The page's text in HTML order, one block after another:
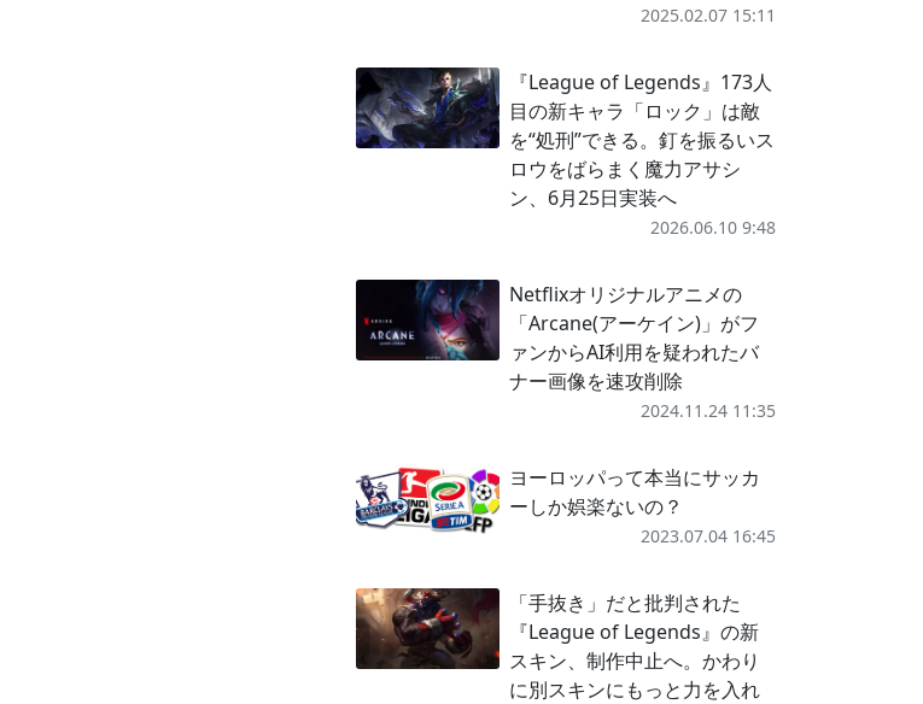
2025.02.07 15:11
『League of Legends』173人
目の新キャラ「ロック」は敵
を“処刑”できる。釘を振るいス
ロウをばらまく魔力アサシ
ン、6月25日実装へ
2026.06.10 9:48
Netflixオリジナルアニメの
「Arcane(アーケイン)」がフ
ァンからAI利用を疑われたバ
ナー画像を速攻削除
2024.11.24 11:35
ヨーロッパって本当にサッカ
ーしか娯楽ないの？
2023.07.04 16:45
「手抜き」だと批判された
『League of Legends』の新
スキン、制作中止へ。かわり
に別スキンにもっと力を入れ